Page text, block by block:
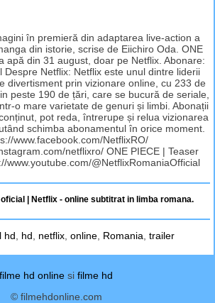
în premieră din adaptarea live-action a
din istorie, scrise de Eiichiro Oda. ONE
apă din 31 august, doar pe Netflix. Abonare:
Despre Netflix: Netflix este unul dintre liderii
divertisment prin vizionare online, cu 233 de
peste 190 de țări, care se bucură de seriale,
o mare varietate de genuri și limbi. Abonații
pot reda, întrerupe și relua vizionarea
schimba abonamentul în orice moment.
www.facebook.com/NetflixRO/
netflixro/ ONE PIECE | Teaser
www.youtube.com/@NetflixRomaniaOfficial
oficial | Netflix - online subtitrat in limba romana.
hd hd netflix online Romania trailer
filme hd online si filme hd
© filmehdonline.com